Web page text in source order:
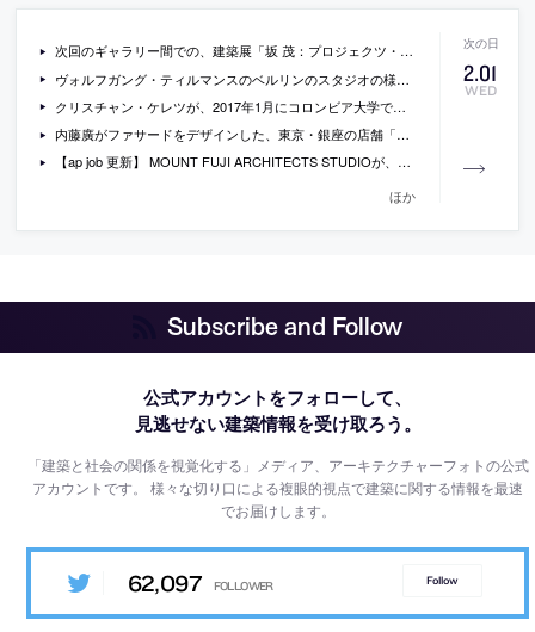
2.01
WED
次回のギャラリー間での、建築展「坂 茂：プロジェクツ・イン・プログレス」の概要
ヴォルフガング・ティルマンスのベルリンのスタジオの様子とインタビューを収録した動画
クリスチャン・ケレツが、2017年1月にコロンビア大学で行った講演の動画
内藤廣がファサードをデザインした、東京・銀座の店舗「ミキモト銀座4丁目本店」が6月にオープン
【ap job 更新】 MOUNT FUJI ARCHITECTS STUDIOが、建築設計スタッフ・シニアスタッフ 及び 秘書・広報を募集中
ほか
Subscribe and Follow
公式アカウントをフォローして、
見逃せない建築情報を受け取ろう。
「建築と社会の関係を視覚化する」メディア、アーキテクチャーフォトの公式
アカウントです。様々な切り口による複眼的視点で建築に関する情報を最速
でお届けします。
62,097 Follow